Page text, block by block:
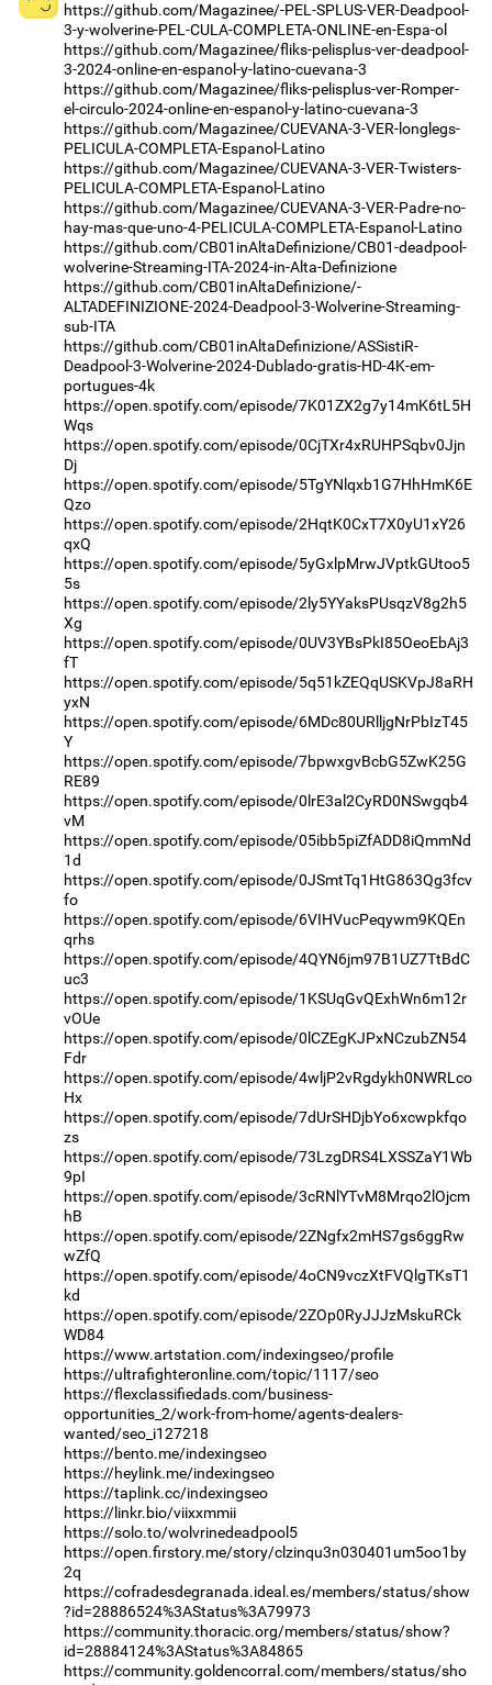
https://github.com/Magazinee/-PEL-SPLUS-VER-Deadpool-
3-y-wolverine-PEL-CULA-COMPLETA-ONLINE-en-Espa-ol
https://github.com/Magazinee/fliks-pelisplus-ver-deadpool-
3-2024-online-en-espanol-y-latino-cuevana-3
https://github.com/Magazinee/fliks-pelisplus-ver-Romper-
el-circulo-2024-online-en-espanol-y-latino-cuevana-3
https://github.com/Magazinee/CUEVANA-3-VER-longlegs-
PELICULA-COMPLETA-Espanol-Latino
https://github.com/Magazinee/CUEVANA-3-VER-Twisters-
PELICULA-COMPLETA-Espanol-Latino
https://github.com/Magazinee/CUEVANA-3-VER-Padre-no-
hay-mas-que-uno-4-PELICULA-COMPLETA-Espanol-Latino
https://github.com/CB01inAltaDefinizione/CB01-deadpool-
wolverine-Streaming-ITA-2024-in-Alta-Definizione
https://github.com/CB01inAltaDefinizione/-
ALTADEFINIZIONE-2024-Deadpool-3-Wolverine-Streaming-
sub-ITA
https://github.com/CB01inAltaDefinizione/ASSistiR-
Deadpool-3-Wolverine-2024-Dublado-gratis-HD-4K-em-
portugues-4k
https://open.spotify.com/episode/7K01ZX2g7y14mK6tL5H
Wqs
https://open.spotify.com/episode/0CjTXr4xRUHPSqbv0Jjn
Dj
https://open.spotify.com/episode/5TgYNlqxb1G7HhHmK6E
Qzo
https://open.spotify.com/episode/2HqtK0CxT7X0yU1xY26
qxQ
https://open.spotify.com/episode/5yGxlpMrwJVptkGUtoo5
5s
https://open.spotify.com/episode/2ly5YYaksPUsqzV8g2h5
Xg
https://open.spotify.com/episode/0UV3YBsPkI85OeoEbAj3
fT
https://open.spotify.com/episode/5q51kZEQqUSKVpJ8aRH
yxN
https://open.spotify.com/episode/6MDc80URlljgNrPbIzT45
Y
https://open.spotify.com/episode/7bpwxgvBcbG5ZwK25G
RE89
https://open.spotify.com/episode/0lrE3al2CyRD0NSwgqb4
vM
https://open.spotify.com/episode/05ibb5piZfADD8iQmmNd
1d
https://open.spotify.com/episode/0JSmtTq1HtG863Qg3fcv
fo
https://open.spotify.com/episode/6VIHVucPeqywm9KQEn
qrhs
https://open.spotify.com/episode/4QYN6jm97B1UZ7TtBdC
uc3
https://open.spotify.com/episode/1KSUqGvQExhWn6m12r
vOUe
https://open.spotify.com/episode/0lCZEgKJPxNCzubZN54
Fdr
https://open.spotify.com/episode/4wljP2vRgdykh0NWRLco
Hx
https://open.spotify.com/episode/7dUrSHDjbYo6xcwpkfqo
zs
https://open.spotify.com/episode/73LzgDRS4LXSSZaY1Wb
9pI
https://open.spotify.com/episode/3cRNlYTvM8Mrqo2lOjcm
hB
https://open.spotify.com/episode/2ZNgfx2mHS7gs6ggRw
wZfQ
https://open.spotify.com/episode/4oCN9vczXtFVQlgTKsT1
kd
https://open.spotify.com/episode/2ZOp0RyJJJzMskuRCk
WD84
https://www.artstation.com/indexingseo/profile
https://ultrafighteronline.com/topic/1117/seo
https://flexclassifiedads.com/business-
opportunities_2/work-from-home/agents-dealers-
wanted/seo_i127218
https://bento.me/indexingseo
https://heylink.me/indexingseo
https://taplink.cc/indexingseo
https://linkr.bio/viixxmmii
https://solo.to/wolvrinedeadpool5
https://open.firstory.me/story/clzinqu3n030401um5oo1by
2q
https://cofradesdegranada.ideal.es/members/status/show
?id=28886524%3AStatus%3A79973
https://community.thoracic.org/members/status/show?
id=28884124%3AStatus%3A84865
https://community.goldencorral.com/members/status/sho